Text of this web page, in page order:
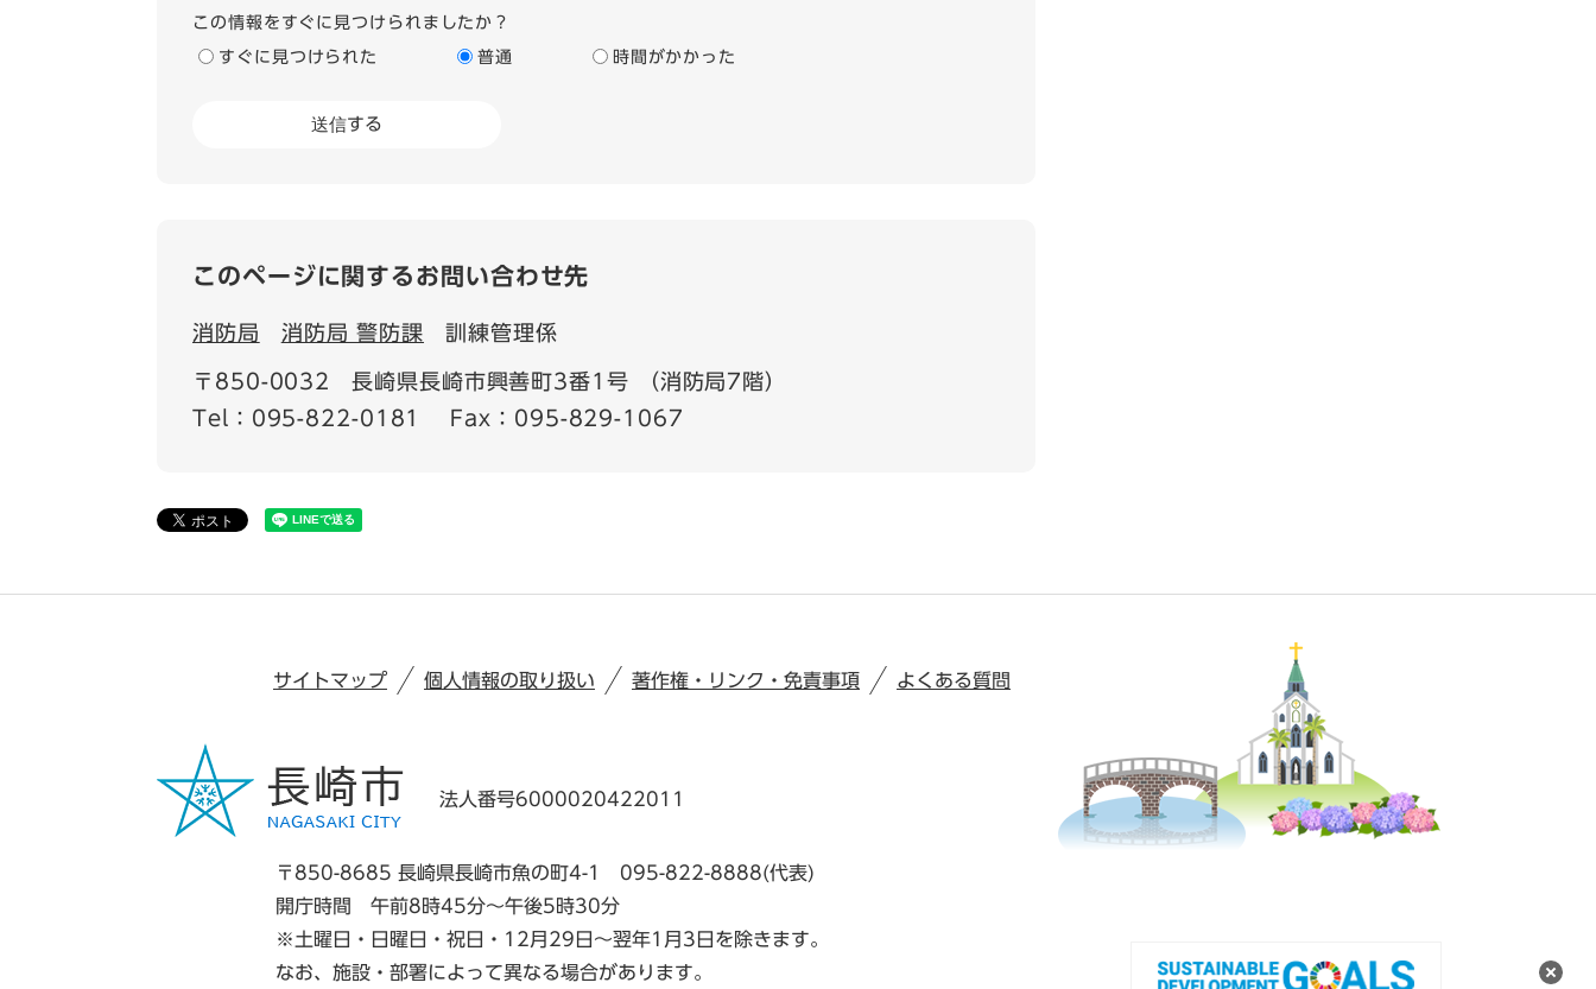
この情報をすぐに見つけられましたか？
すぐに見つけられた 普通 時間がかかった
このページに関するお問い合わせ先
消防局 消防局 警防課 訓練管理係
〒850-0032
長崎県長崎市興善町3番1号 （消防局7階）
Tel：095-822-0181
Fax：095-829-1067
サイトマップ 個人情報の取り扱い 著作権・リンク・免責事項 よくある質問
法人番号6000020422011
〒850-8685 長崎県長崎市魚の町4-1
095-822-8888(代表)
開庁時間 午前8時45分～午後5時30分
※土曜日・日曜日・祝日・12月29日～翌年1月3日を除きます。
なお、施設・部署によって異なる場合があります。